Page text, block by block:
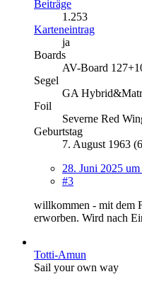
Beiträge
1.253
Karteneintrag
ja
Boards
AV-Board
Segel
GA
Foil
Severne Red
Geburtstag
7. August 1963
28. Juni 2025
#3
willkommen - mit dem
erworben. Wird nach
Totti-Amun
Sail your own way